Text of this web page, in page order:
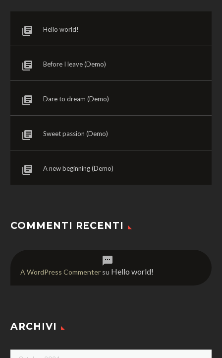
Hello world!
Before I leave (Demo)
Dare to dream (Demo)
Sweet passion (Demo)
A new beginning (Demo)
COMMENTI RECENTI
A WordPress Commenter su Hello world!
ARCHIVI